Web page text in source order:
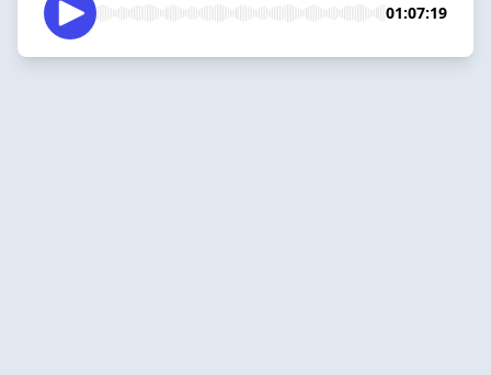
01:07:19